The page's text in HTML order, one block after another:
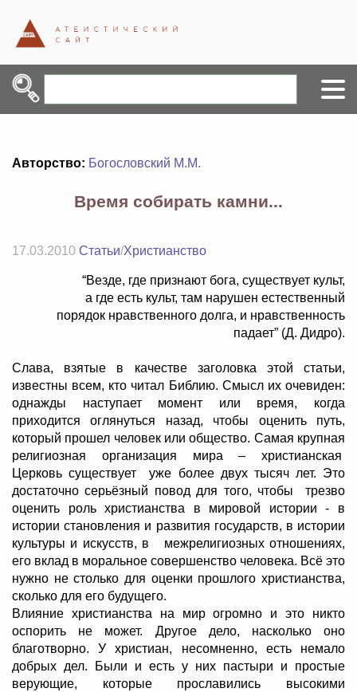
Авторство: Богословский М.М.
Время собирать камни...
17.03.2010 Статьи/Христианство
“Везде, где признают бога, существует культ,
а где есть культ, там нарушен естественный
порядок нравственного долга, и нравственность
падает” (Д. Дидро).
Слава, взятые в качестве заголовка этой статьи,
известны всем, кто читал Библию. Смысл их очевиден:
однажды наступает момент или время, когда
приходится оглянуться назад, чтобы оценить путь,
который прошел человек или общество. Самая крупная
религиозная организация мира – христианская
Церковь существует уже более двух тысяч лет. Это
достаточно серьёзный повод для того, чтобы трезво
оценить роль христианства в мировой истории - в
истории становления и развития государств, в истории
культуры и искусств, в межрелигиозных отношениях,
его вклад в моральное совершенство человека. Всё это
нужно не столько для оценки прошлого христианства,
сколько для его будущего.
Влияние христианства на мир огромно и это никто
оспорить не может. Другое дело, насколько оно
благотворно. У христиан, несомненно, есть немало
добрых дел. Были и есть у них пастыри и простые
верующие, которые прославились высокими